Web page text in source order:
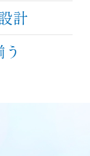
計